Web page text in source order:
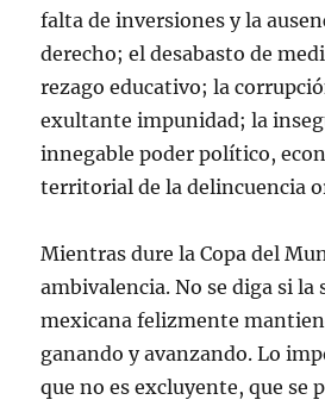
falta de inversiones y la
derecho; el desabasto de
rezago educativo; la
exultante impunidad; la
innegable poder político,
territorial de la delincuencia
Mientras dure la Copa del
ambivalencia. No se diga si la
mexicana felizmente
ganando y avanzando. Lo
que no es excluyente, que se